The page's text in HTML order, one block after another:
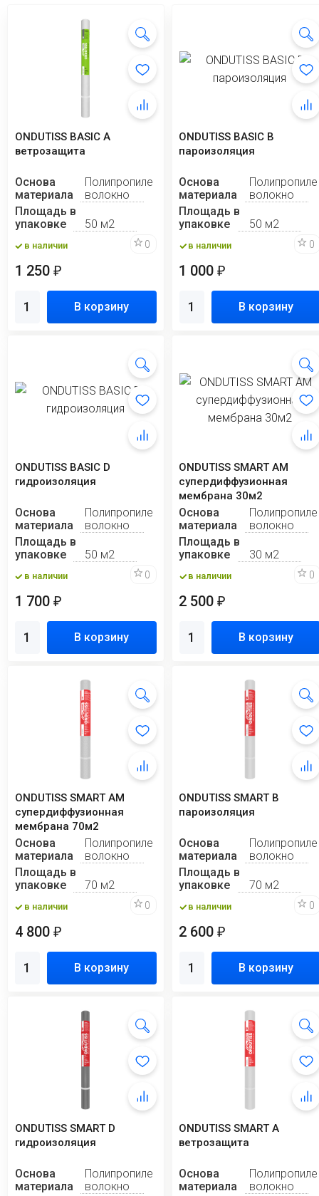
ONDUTISS BASIC A
ветрозащита
Основа
материала
Полипропиленовое
волокно
Площадь в
упаковке
50 м2
в наличии 0
1 250 ₽
В корзину
ONDUTISS BASIC B
пароизоляция
Основа
материала
волокно
Площадь в
упаковке
50 м2
в наличии 0
1 000₽
В корзину
ONDUTISS BASIC D
гидроизоляция
Основа
материала
Полипропиленовое
волокно
Площадь в
упаковке
50 м2
в наличии 0
1 700 ₽
В корзину
ONDUTISS SMART AM
супердиффузионная
мембрана 30м2
Основа
материала
волокно
Площадь в
упаковке
30 м2
в наличии 0
2 500₽
В корзину
ONDUTISS SMART AM
супердиффузионная
мембрана 70м2
Основа
материала
Полипропиленовое
волокно
Площадь в
упаковке
70 м2
в наличии 0
4 800 ₽
В корзину
ONDUTISS SMART B
пароизоляция
Основа
материала
волокно
Площадь в
упаковке
70 м2
в наличии 0
2 600₽
В корзину
ONDUTISS SMART D
гидроизоляция
Основа
материала
Полипропиленовое
волокно
ONDUTISS SMART А
ветрозащита
Основа
материала
волокно